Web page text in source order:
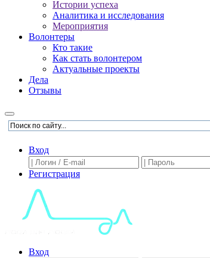
Истории успеха
Аналитика и исследования
Мероприятия
Волонтеры
Кто такие
Как стать волонтером
Актуальные проекты
Дела
Отзывы
Вход
Регистрация
Вход